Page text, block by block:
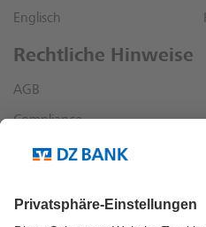
Englisch
Rechtliche Hinweise
AGB
Compliance
Datenschutz
Sonstige rechtliche Hinweise